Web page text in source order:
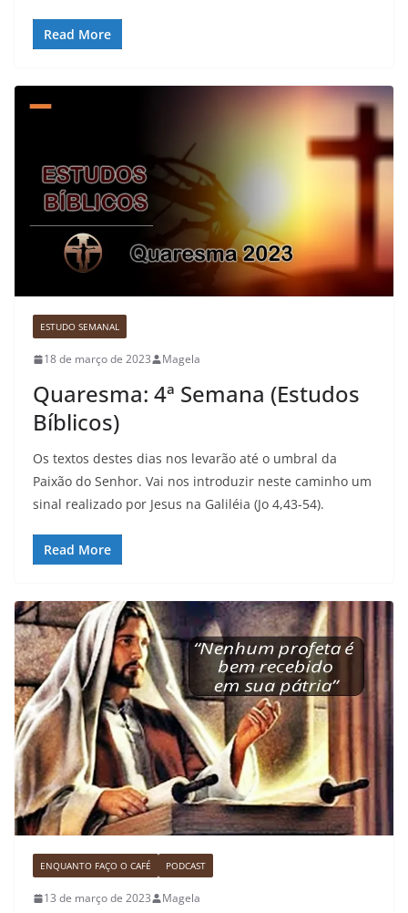
Read More
ESTUDO SEMANAL
18 de março de 2023 Magela
Quaresma: 4ª Semana (Estudos
Bíblicos)
Os textos destes dias nos levarão até o umbral da
Paixão do Senhor. Vai nos introduzir neste caminho um
sinal realizado por Jesus na Galiléia (Jo 4,43-54).
Read More
ENQUANTO FAÇO O CAFÉ PODCAST
13 de março de 2023 Magela